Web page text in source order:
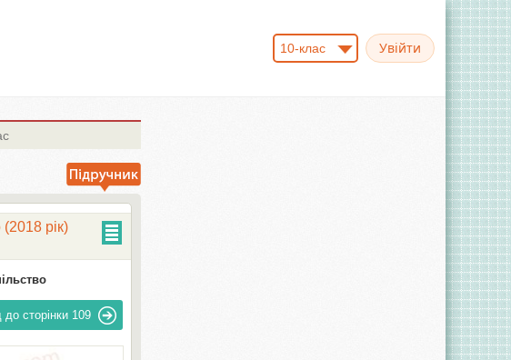
10-клас
рік)
до сторінки 109